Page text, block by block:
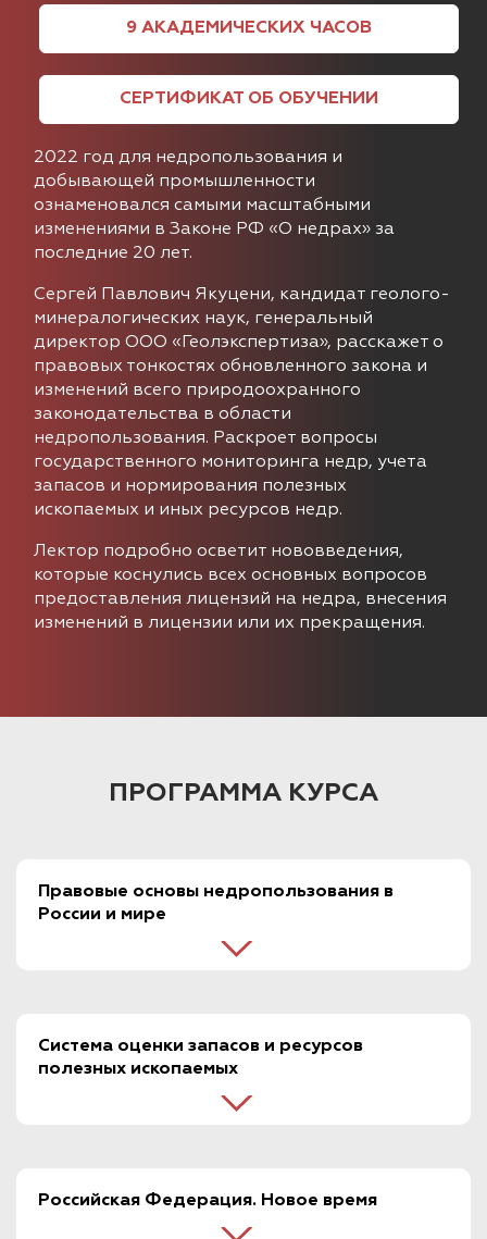
2022 год для недропользования и
добывающей промышленности
ознаменовался самыми масштабными
изменениями в Законе РФ «О недрах» за
последние 20 лет.
Сергей Павлович Якуцени, кандидат геолого-
минералогических наук, генеральный
директор ООО «Геолэкспертиза», расскажет о
правовых тонкостях обновленного закона и
изменений всего природоохранного
законодательства в области
недропользования. Раскроет вопросы
государственного мониторинга недр, учета
запасов и нормирования полезных
ископаемых и иных ресурсов недр.
Лектор подробно осветит нововведения,
которые коснулись всех основных вопросов
предоставления лицензий на недра, внесения
изменений в лицензии или их прекращения.
9 АКАДЕМИЧЕСКИХ ЧАСОВ
СЕРТИФИКАТ ОБ ОБУЧЕНИИ
ПРОГРАММА КУРСА
Правовые основы недропользования в
России и мире
Система оценки запасов и ресурсов
полезных ископаемых
Российская Федерация. Новое время